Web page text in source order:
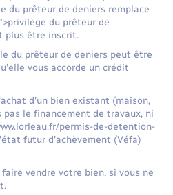
du prêteur de deniers remplace
du prêteur de
plus être inscrit.
du prêteur de deniers peut être
vous accorde un crédit
d'un bien existant (maison,
le financement de travaux, ni
permis-de-detention-
futur d'achèvement (Véfa)
vendre votre bien, si vous ne